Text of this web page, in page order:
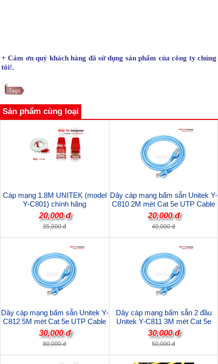
+ Cảm ơn quý khách hàng đã sử dụng sản phẩm của công ty chúng
tôi!.
Sản phẩm cùng loại
Cáp mạng 1.8M UNITEK (model
Y-C801) chính hãng
20,000 đ
35,000 đ
Dây cáp mạng bấm sẵn Unitek Y-
C810 2M mét Cat 5e UTP Cable
chính hãng
20,000 đ
40,000 đ
Dây cáp mạng bấm sẵn Unitek Y-
C812 5M mét Cat 5e UTP Cable
chính hãng
30,000 đ
80,000 đ
Dây cáp mạng bấm sẵn 2 đầu
Unitek Y-C811 3M mét Cat 5e
UTP Cable chính hãng
30,000 đ
50,000 đ